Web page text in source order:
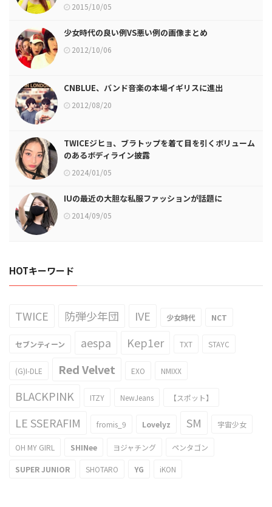
2015/10/05
少女時代の良い例VS悪い例の画像まとめ
2012/10/06
CNBLUE、バンド音楽の本場イギリスに進出
2012/08/20
TWICEジヒョ、ブラトップを着て目を引くボリューム
のあるボディライン披露
2024/01/05
IUの最近の大胆な私服ファッションが話題に
2014/09/05
HOTキーワード
TWICE 防弾少年団 IVE 少女時代 NCT
セブンティーン aespa Kep1er TXT STAYC
(G)I-DLE Red Velvet EXO NMIXX
BLACKPINK ITZY NewJeans 【スポット】
LE SSERAFIM fromis_9 Lovelyz SM 宇宙少女
OH MY GIRL SHINee ヨジャチング ペンタゴン
SUPER JUNIOR SHOTARO YG iKON